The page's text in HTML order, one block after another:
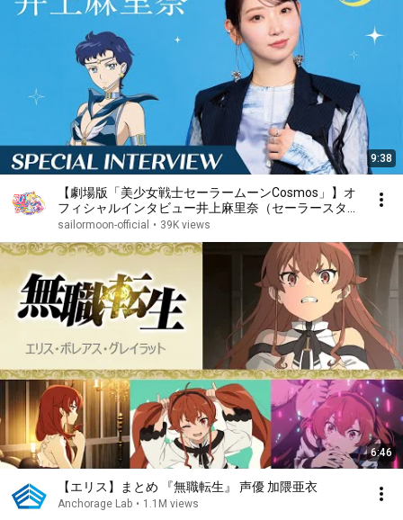
9:38
【劇場版「美少女戦士セーラームーンCosmos」】オ
フィシャルインタビュー井上麻里奈（セーラースター
ファイター／星野光 役）
sailormoon-official • 39K views
6:46
【エリス】まとめ 『無職転生』 声優 加隈亜衣
Anchorage Lab • 1.1M views